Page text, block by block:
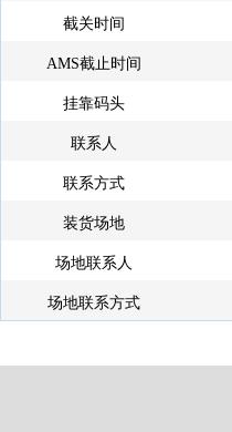
截关时间
AMS截止时间
挂靠码头
联系人
联系方式
装货场地
场地联系人
场地联系方式